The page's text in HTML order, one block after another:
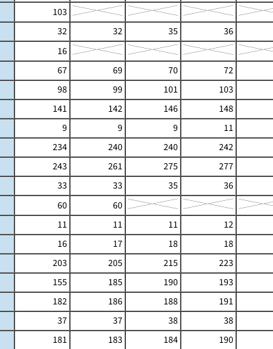
103
32 32 35 36
16
67 69 70 72
98 99 101 103
141 142 146 148
9 9 9 11
234 240 240 242
243 261 275 277
33 33 35 36
60
60
11 11 11 12
16 17 18 18
203 205 215 223
155 185 190 193
182 186 188 191
37 37 38 38
181 183 184 190